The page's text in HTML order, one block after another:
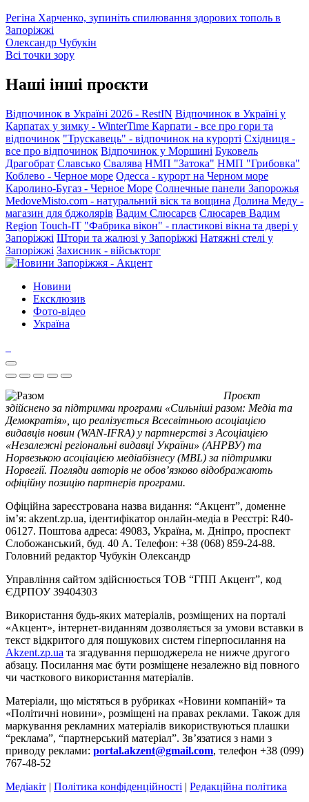
Регіна Харченко, зупиніть спилювання здорових тополь в
Запоріжжі
Олександр Чубукін
Всі точки зору
Наші інші проєкти
Відпочинок в Україні 2026 - RestIN Відпочинок в Україні у
Карпатах у зимку - WinterTime Карпати - все про гори та
відпочинок "Трускавець" - відпочинок на курорті Східниця -
все про відпочинок Відпочинок у Моршині Буковель
Драгобрат Славсько Свалява НМП "Затока" НМП "Грибовка"
Коблево - Черное море Одесса - курорт на Черном море
Каролино-Бугаз - Черное Море Солнечные панели Запорожья
MedoveMisto.com - натуральний віск та вощина Долина Меду -
магазин для бджолярів Вадим Слюсарєв Слюсарев Вадим
Region Touch-IT "Фабрика вікон" - пластикові вікна та двері у
Запоріжжі Штори та жалюзі у Запоріжжі Натяжні стелі у
Запоріжжі Захисник - військторг
Новини
Ексклюзив
Фото-відео
Україна
Проєкт
здійснено за підтримки програми «Сильніші разом: Медіа та
Демократія», що реалізується Всесвітньою асоціацією
видавців новин (WAN-IFRA) у партнерстві з Асоціацією
«Незалежні регіональні видавці України» (АНРВУ) та
Норвезькою асоціацією медіабізнесу (MBL) за підтримки
Норвегії. Погляди авторів не обов’язково відображають
офіційну позицію партнерів програми.
Офіційна зареєстрована назва видання: “Акцент”, доменне
ім’я: akzent.zp.ua, ідентифікатор онлайн-медіа в Реєстрі: R40-
06127. Поштова адреса: 49083, Україна, м. Дніпро, проспект
Слобожанський, буд. 40 А. Телефон: +38 (068) 859-24-88.
Головний редактор Чубукін Олександр
Управління сайтом здійснюється ТОВ “ГПП Акцент”, код
ЄДРПОУ 39404303
Використання будь-яких матеріалів, розміщених на порталі
«Акцент», інтернет-виданням дозволяється за умови вставки в
текст відкритого для пошукових систем гіперпосилання на
Akzent.zp.ua та згадування першоджерела не нижче другого
абзацу. Посилання має бути розміщене незалежно від повного
чи часткового використання матеріалів.
Матеріали, що містяться в рубриках «Новини компаній» та
«Політичні новини», розміщені на правах реклами. Також для
маркування рекламних матеріалів використвуються плашки
“реклама”, “партнерський матеріал”. Зв’язатися з нами з
приводу реклами: portal.akzent@gmail.com, телефон +38 (099)
767-48-52
Медіакіт | Політика конфіденційності | Редакційна політика